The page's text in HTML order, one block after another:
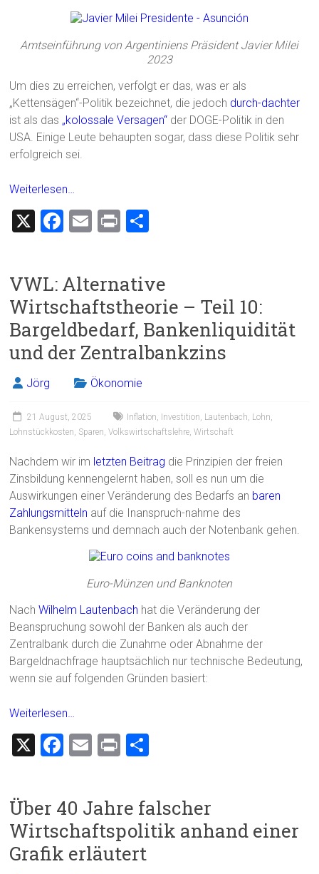
Amtseinführung von Argentiniens Präsident Javier Milei
2023
Um dies zu erreichen, verfolgt er das, was er als
„Kettensägen“-Politik bezeichnet, die jedoch durch-dachter
ist als das „kolossale Versagen“ der DOGE-Politik in den
USA. Einige Leute behaupten sogar, dass diese Politik sehr
erfolgreich sei.
Weiterlesen…
X
F
b
o
ok
E
l
Pr
n
VWL: Alternative
Wirtschaftstheorie – Teil 10:
Bargeldbedarf, Bankenliquidität
und der Zentralbankzins
Jörg Ökonomie
21 August, 2025 Inflation, Investition, Lautenbach, Lohn,
Lohnstückkosten, Sparen,Volkswirtschaftslehre,Wirtschaft
Nachdem wir im letzten Beitrag die Prinzipien der freien
Zinsbildung kennengelernt haben, soll es nun um die
Auswirkungen einer Veränderung des Bedarfs an baren
Zahlungsmitteln auf die Inanspruch-nahme des
Bankensystems und demnach auch der Notenbank gehen.
Euro-Münzen und Banknoten
NachWilhelm Lautenbach hat die Veränderung der
Beanspruchung sowohl der Banken als auch der
Zentralbank durch die Zunahme oder Abnahme der
Bargeldnachfrage hauptsächlich nur technische Bedeutung,
wenn sie auf folgenden Gründen basiert:
Weiterlesen…
X
F
b
o
ok
E
l
Pr
n
Über 40 Jahre falscher
Wirtschaftspolitik anhand einer
Grafik erläutert